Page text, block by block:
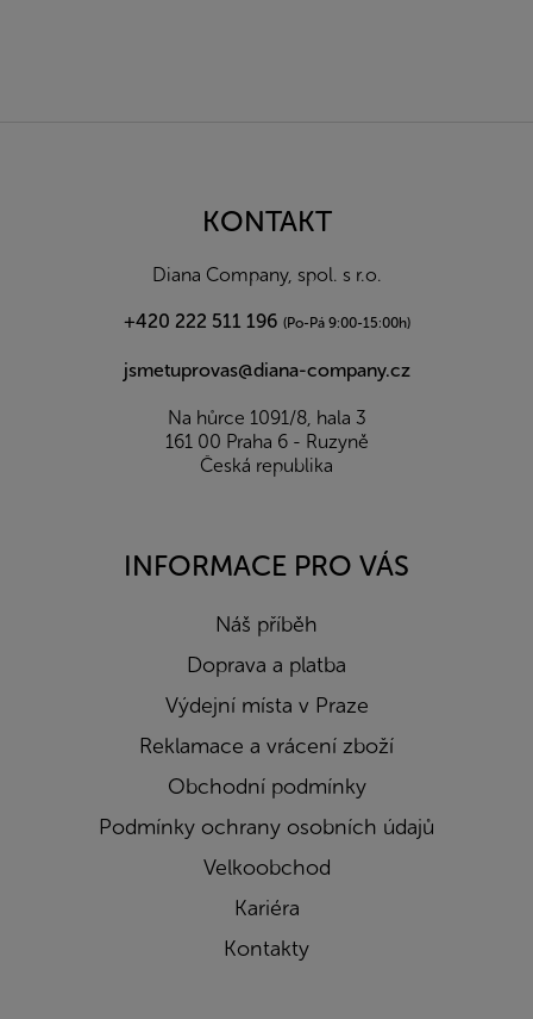
KONTAKT
Diana Company, spol. s r.o.
+420 222 511 196 (Po-Pá 9:00-15:00h)
jsmetuprovas@diana-company.cz
Na hůrce 1091/8, hala 3
161 00 Praha 6 - Ruzyně
Česká republika
INFORMACE PRO VÁS
Náš příběh
Doprava a platba
Výdejní místa v Praze
Reklamace a vrácení zboží
Obchodní podmínky
Podmínky ochrany osobních údajů
Velkoobchod
Kariéra
Kontakty